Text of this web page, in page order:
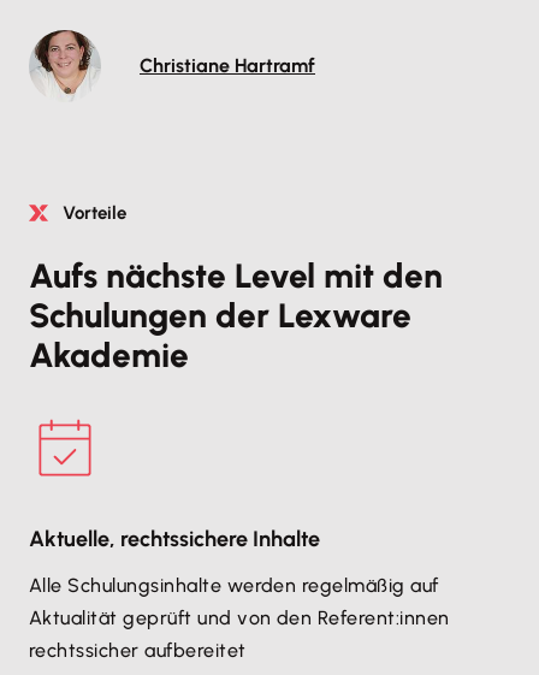
Christiane Hartramf
Vorteile
Aufs nächste Level mit den
Schulungen der Lexware
Akademie
Aktuelle, rechtssichere Inhalte
Alle Schulungsinhalte werden regelmäßig auf
Aktualität geprüft und von den Referent:innen
rechtssicher aufbereitet